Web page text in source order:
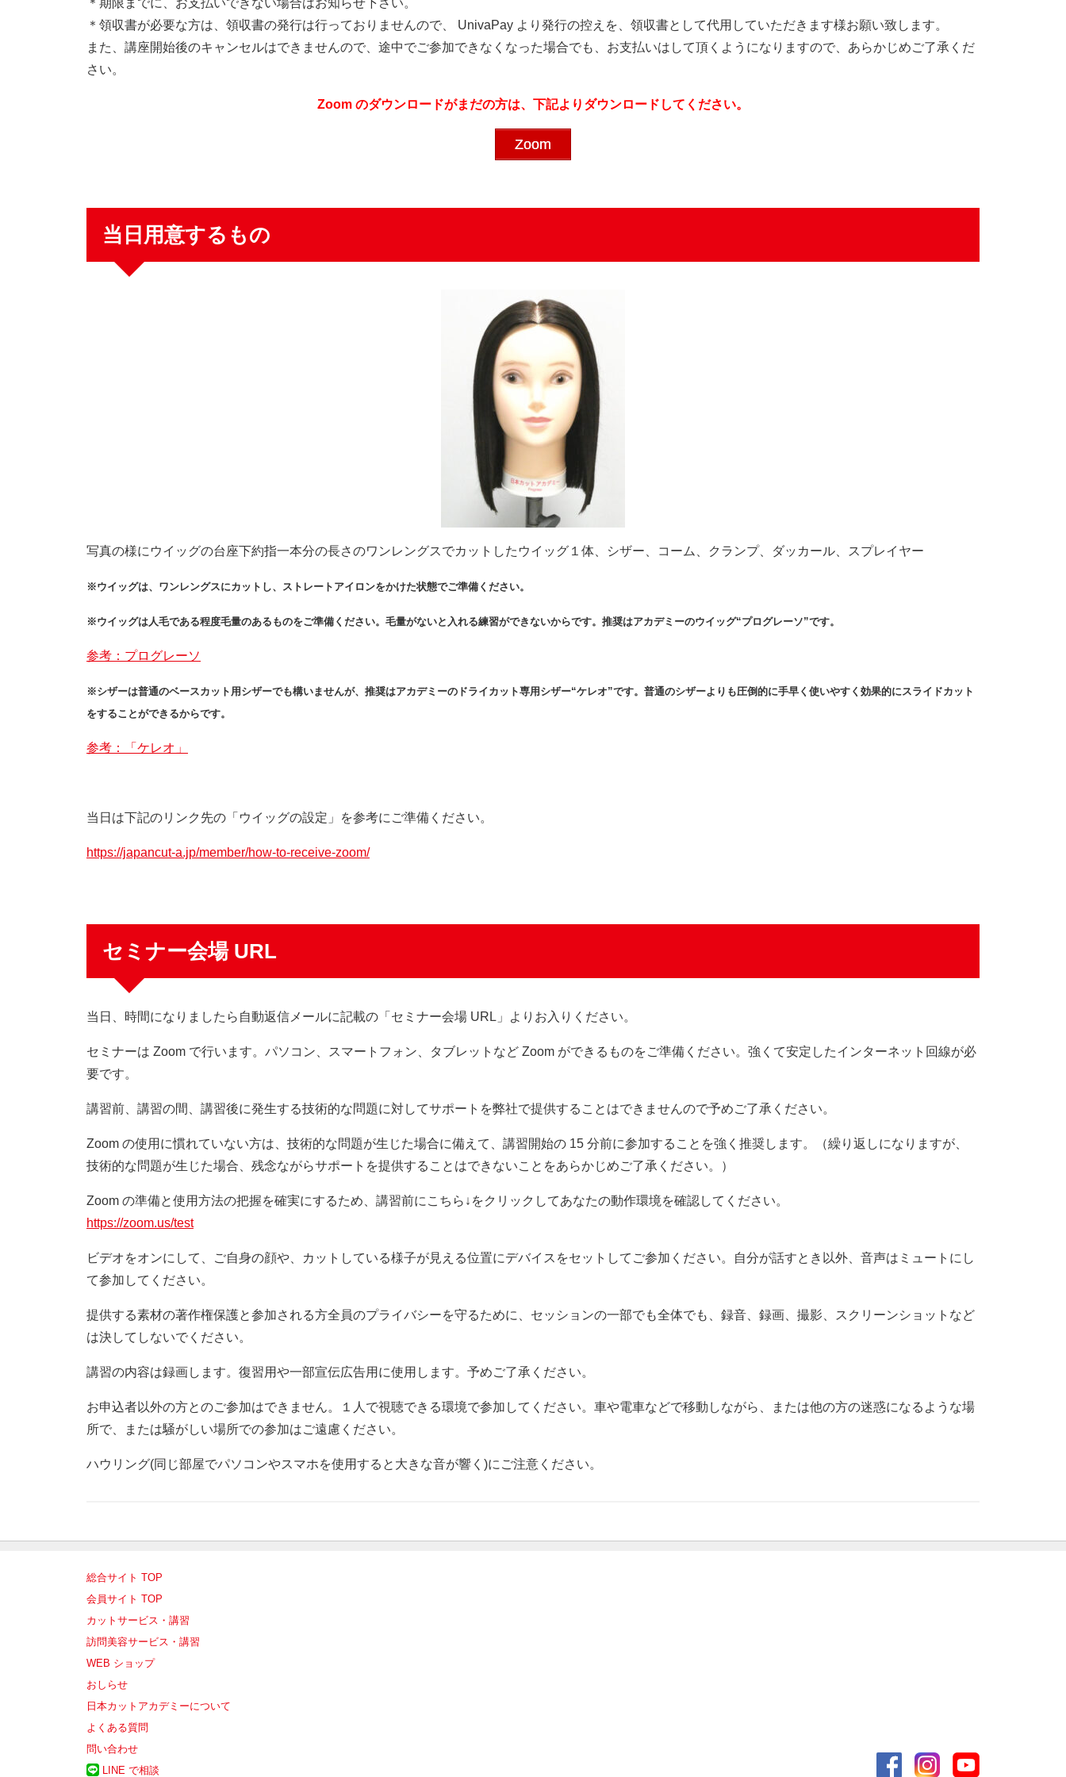
＊期限までに、お支払いできない場合はお知らせ下さい。
＊領収書が必要な方は、領収書の発行は行っておりませんので、 UnivaPay より発行の控えを、領収書として代用していただきます様お願い致します。
また、講座開始後のキャンセルはできませんので、途中でご参加できなくなった場合でも、お支払いはして頂くようになりますので、あらかじめご了承くだ
さい。
Zoom のダウンロードがまだの方は、下記よりダウンロードしてください。
Zoom
当日用意するもの
写真の様にウイッグの台座下約指一本分の長さのワンレングスでカットしたウイッグ１体、シザー、コーム、クランプ、ダッカール、スプレイヤー
※ウイッグは、ワンレングスにカットし、ストレートアイロンをかけた状態でご準備ください。
※ウイッグは人毛である程度毛量のあるものをご準備ください。毛量がないと入れる練習ができないからです。推奨はアカデミーのウイッグ“プログレーソ”です。
参考：プログレーソ
※シザーは普通のベースカット用シザーでも構いませんが、推奨はアカデミーのドライカット専用シザー“ケレオ”です。普通のシザーよりも圧倒的に手早く使いやすく効果的にスライドカット
をすることができるからです。
参考：「ケレオ」
当日は下記のリンク先の「ウイッグの設定」を参考にご準備ください。
https://japancut-a.jp/member/how-to-receive-zoom/
セミナー会場 URL
当日、時間になりましたら自動返信メールに記載の「セミナー会場 URL」よりお入りください。
セミナーは Zoom で行います。パソコン、スマートフォン、タブレットなど Zoom ができるものをご準備ください。強くて安定したインターネット回線が必
要です。
講習前、講習の間、講習後に発生する技術的な問題に対してサポートを弊社で提供することはできませんので予めご了承ください。
Zoom の使用に慣れていない方は、技術的な問題が生じた場合に備えて、講習開始の 15 分前に参加することを強く推奨します。（繰り返しになりますが、
技術的な問題が生じた場合、残念ながらサポートを提供することはできないことをあらかじめご了承ください。）
Zoom の準備と使用方法の把握を確実にするため、講習前にこちら↓をクリックしてあなたの動作環境を確認してください。
https://zoom.us/test
ビデオをオンにして、ご自身の顔や、カットしている様子が見える位置にデバイスをセットしてご参加ください。自分が話すとき以外、音声はミュートにし
て参加してください。
提供する素材の著作権保護と参加される方全員のプライバシーを守るために、セッションの一部でも全体でも、録音、録画、撮影、スクリーンショットなど
は決してしないでください。
講習の内容は録画します。復習用や一部宣伝広告用に使用します。予めご了承ください。
お申込者以外の方とのご参加はできません。１人で視聴できる環境で参加してください。車や電車などで移動しながら、または他の方の迷惑になるような場
所で、または騒がしい場所での参加はご遠慮ください。
ハウリング(同じ部屋でパソコンやスマホを使用すると大きな音が響く)にご注意ください。
総合サイト TOP
会員サイト TOP
カットサービス・講習
訪問美容サービス・講習
WEB ショップ
おしらせ
日本カットアカデミーについて
よくある質問
問い合わせ
LINE で相談